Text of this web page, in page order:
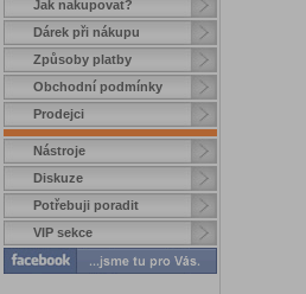
Jak nakupovat?
Dárek při nákupu
Způsoby platby
Obchodní podmínky
Prodejci
Nástroje
Diskuze
Potřebuji poradit
VIP sekce